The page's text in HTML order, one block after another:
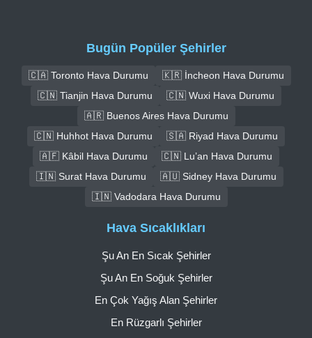
Bugün Popüler Şehirler
🇨🇦 Toronto Hava Durumu
🇰🇷 İncheon Hava Durumu
🇨🇳 Tianjin Hava Durumu
🇨🇳 Wuxi Hava Durumu
🇦🇷 Buenos Aires Hava Durumu
🇨🇳 Huhhot Hava Durumu
🇸🇦 Riyad Hava Durumu
🇦🇫 Kâbil Hava Durumu
🇨🇳 Lu’an Hava Durumu
🇮🇳 Surat Hava Durumu
🇦🇺 Sidney Hava Durumu
🇮🇳 Vadodara Hava Durumu
Hava Sıcaklıkları
Şu An En Sıcak Şehirler
Şu An En Soğuk Şehirler
En Çok Yağış Alan Şehirler
En Rüzgarlı Şehirler